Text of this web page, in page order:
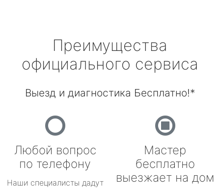
Преимущества
официального сервиса
Выезд и диагностика Бесплатно!*
Любой вопрос
по телефону
Наши специалисты дадут
Мастер
бесплатно
выезжает на дом